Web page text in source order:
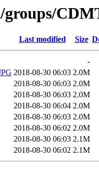
Last modified Size
-
2018-08-30 06:03 2.0M
2018-08-30 06:03 2.0M
2018-08-30 06:03 2.0M
2018-08-30 06:04 2.0M
2018-08-30 06:03 2.0M
2018-08-30 06:02 2.0M
2018-08-30 06:03 2.1M
2018-08-30 06:02 2.1M